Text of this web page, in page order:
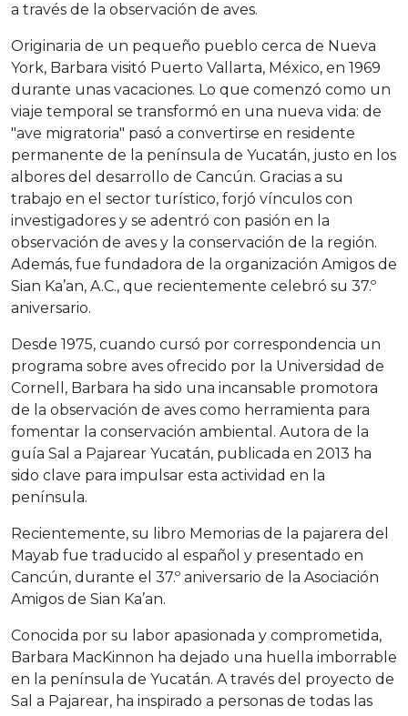
a través de la observación de aves.
Originaria de un pequeño pueblo cerca de Nueva
York, Barbara visitó Puerto Vallarta, México, en 1969
durante unas vacaciones. Lo que comenzó como un
viaje temporal se transformó en una nueva vida: de
"ave migratoria" pasó a convertirse en residente
permanente de la península de Yucatán, justo en los
albores del desarrollo de Cancún. Gracias a su
trabajo en el sector turístico, forjó vínculos con
investigadores y se adentró con pasión en la
observación de aves y la conservación de la región.
Además, fue fundadora de la organización Amigos de
Sian Ka’an, A.C., que recientemente celebró su 37.º
aniversario.
Desde 1975, cuando cursó por correspondencia un
programa sobre aves ofrecido por la Universidad de
Cornell, Barbara ha sido una incansable promotora
de la observación de aves como herramienta para
fomentar la conservación ambiental. Autora de la
guía Sal a Pajarear Yucatán, publicada en 2013 ha
sido clave para impulsar esta actividad en la
península.
Recientemente, su libro Memorias de la pajarera del
Mayab fue traducido al español y presentado en
Cancún, durante el 37.º aniversario de la Asociación
Amigos de Sian Ka’an.
Conocida por su labor apasionada y comprometida,
Barbara MacKinnon ha dejado una huella imborrable
en la península de Yucatán. A través del proyecto de
Sal a Pajarear, ha inspirado a personas de todas las